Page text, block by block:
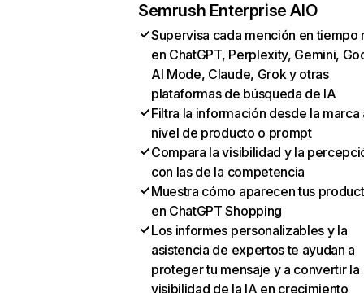
Semrush Enterprise AIO
Supervisa cada mención en tiempo
en ChatGPT, Perplexity, Gemini,
AI Mode, Claude, Grok y otras
plataformas de búsqueda de IA
Filtra la información desde la marca
nivel de producto o prompt
Compara la visibilidad y la
con las de la competencia
Muestra cómo aparecen tus
en ChatGPT Shopping
Los informes personalizables y la
asistencia de expertos te ayudan a
proteger tu mensaje y a convertir la
visibilidad de la IA en crecimiento